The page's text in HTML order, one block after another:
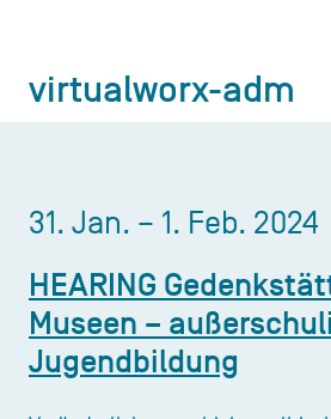
virtualworx-adm
31. Jan. – 1. Feb. 2024
HEARING
Museen –
Jugendbildung